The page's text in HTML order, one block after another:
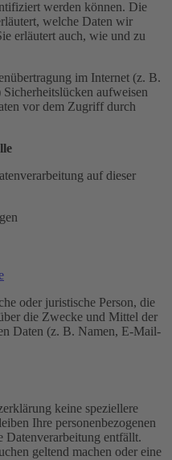
werden können. Die
welche Daten wir
erläutert auch, wie und zu
im Internet (z. B.
aufweisen
vor dem Zugriff durch
auf dieser
oder juristische Person, die
die Zwecke und Mittel der
Daten (z. B. Namen, E-Mail-
keine speziellere
Ihre personenbezogenen
Datenverarbeitung entfällt.
geltend machen oder eine